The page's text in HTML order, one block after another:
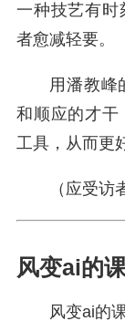
一种技艺有时
者愈减轻要。
用潘教峰
和顺应的才干
工具，从而更
（应受访
风变ai的
风变ai的